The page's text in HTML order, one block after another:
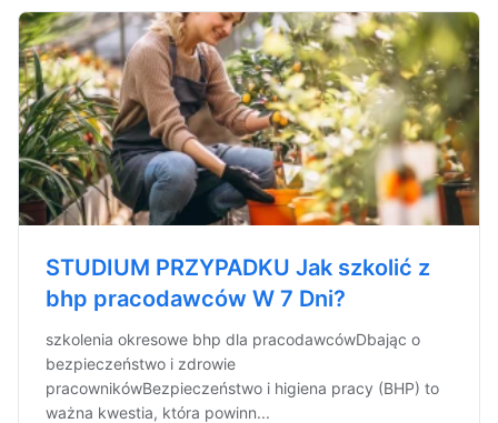
STUDIUM PRZYPADKU Jak szkolić z
bhp pracodawców W 7 Dni?
szkolenia okresowe bhp dla pracodawcówDbając o
bezpieczeństwo i zdrowie
pracownikówBezpieczeństwo i higiena pracy (BHP) to
ważna kwestia, która powinn...